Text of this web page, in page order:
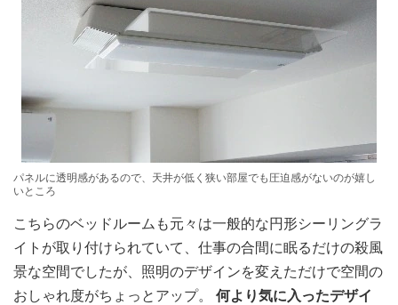
パネルに透明感があるので、天井が低く狭い部屋でも圧迫感がないのが嬉し
いところ
こちらのベッドルームも元々は一般的な円形シーリングラ
イトが取り付けられていて、仕事の合間に眠るだけの殺風
景な空間でしたが、照明のデザインを変えただけで空間の
おしゃれ度がちょっとアップ。 何より気に入ったデザイ